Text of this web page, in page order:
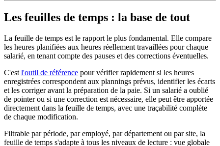
Les feuilles de temps : la base de tout
La feuille de temps est le rapport le plus fondamental. Elle compare
les heures planifiées aux heures réellement travaillées pour chaque
salarié, en tenant compte des pauses et des corrections éventuelles.
C'est l'outil de référence pour vérifier rapidement si les heures
enregistrées correspondent aux plannings prévus, identifier les écarts
et les corriger avant la préparation de la paie. Si un salarié a oublié
de pointer ou si une correction est nécessaire, elle peut être apportée
directement dans la feuille de temps, avec une traçabilité complète
de chaque modification.
Filtrable par période, par employé, par département ou par site, la
feuille de temps s'adapte à tous les niveaux de lecture : vue globale